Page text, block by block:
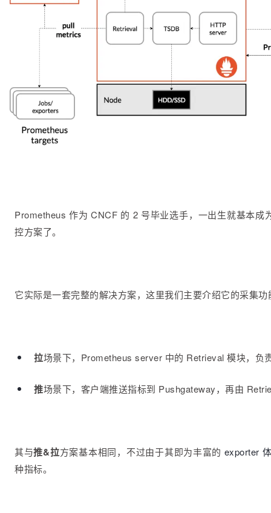
Prometheus 作为 CNCF 的 2 号毕业选手，一出生就基本成
控方案了。
它实际是一套完整的解决方案，这里我们主要介绍它的采集功
拉场景下，Prometheus server 中的 Retrieval 模块，负
推场景下，客户端推送指标到 Pushgateway，再由
其与推&拉方案基本相同，不过由于其即为丰富的 exporter
种指标。